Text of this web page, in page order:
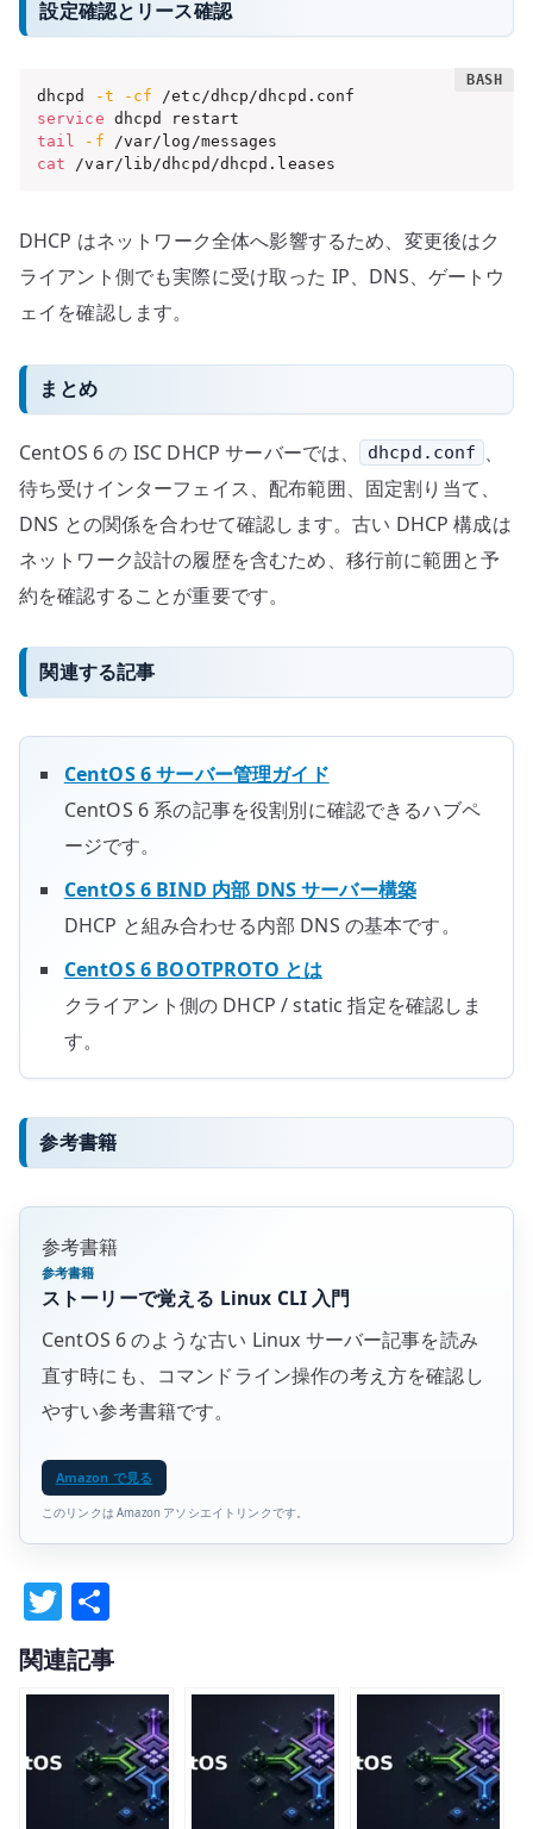
設定確認とリース確認
dhcpd -t -cf
service
tail
-f
cat /var/lib/dhcpd/dhcpd.leases
DHCP はネットワーク全体へ影響するため、変更後はク
ライアント側でも実際に受け取った IP、DNS、ゲートウ
ェイを確認します。
まとめ
CentOS 6 の ISC DHCP サーバーでは、 dhcpd.conf 、
待ち受けインターフェイス、配布範囲、固定割り当て、
DNS との関係を合わせて確認します。古い DHCP 構成は
ネットワーク設計の履歴を含むため、移行前に範囲と予
約を確認することが重要です。
関連する記事
CentOS 6 サーバー管理ガイド
CentOS 6 系の記事を役割別に確認できるハブペ
ージです。
CentOS 6 BIND 内部 DNS サーバー構築
DHCP と組み合わせる内部 DNS の基本です。
CentOS 6 BOOTPROTO とは
クライアント側の DHCP / static 指定を確認しま
す。
参考書籍
参考書籍
参考書籍
ストーリーで覚える Linux CLI 入門
CentOS 6 のような古い Linux サーバー記事を読み
直す時にも、コマンドライン操作の考え方を確認し
やすい参考書籍です。
Amazon で見る
このリンクは Amazon アソシエイトリンクです。
T
w
it
te
r
有
関連記事